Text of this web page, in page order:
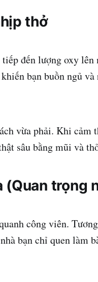
thở
đến lượng oxy lên
bạn buồn ngủ
vừa phải. Khi cảm
sâu bằng mũi và
(Quan trọng
công viên.
bạn chỉ quen làm